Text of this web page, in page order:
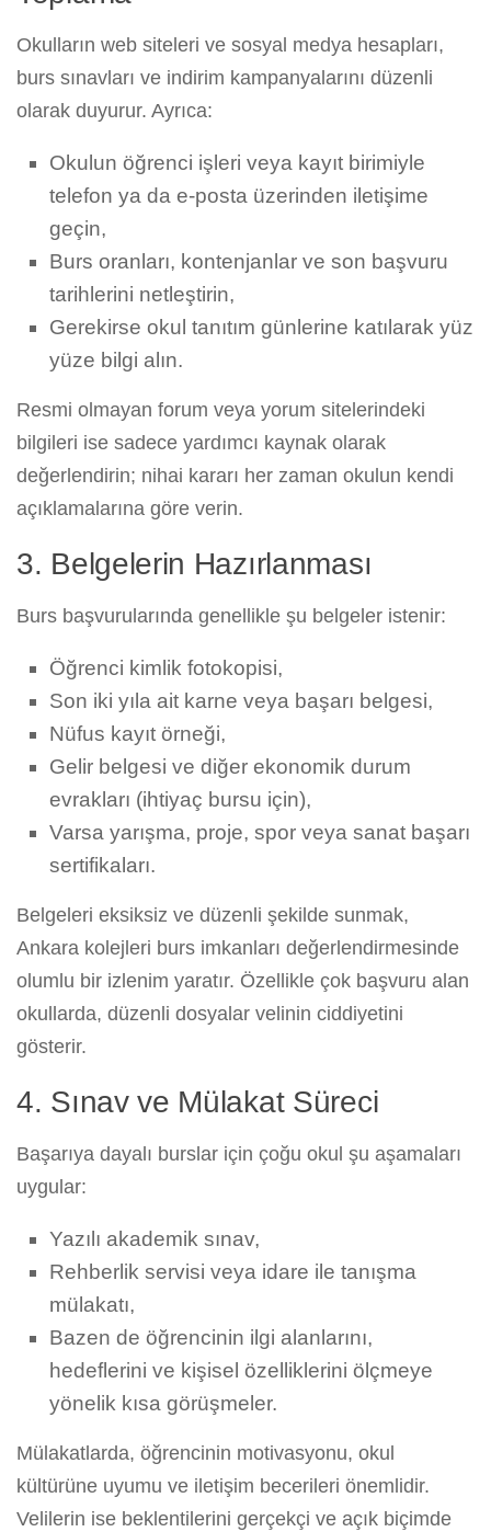
Okulların web siteleri ve sosyal medya hesapları,
burs sınavları ve indirim kampanyalarını düzenli
olarak duyurur. Ayrıca:
Okulun öğrenci işleri veya kayıt birimiyle
telefon ya da e-posta üzerinden iletişime
geçin,
Burs oranları, kontenjanlar ve son başvuru
tarihlerini netleştirin,
Gerekirse okul tanıtım günlerine katılarak yüz
yüze bilgi alın.
Resmi olmayan forum veya yorum sitelerindeki
bilgileri ise sadece yardımcı kaynak olarak
değerlendirin; nihai kararı her zaman okulun kendi
açıklamalarına göre verin.
3. Belgelerin Hazırlanması
Burs başvurularında genellikle şu belgeler istenir:
Öğrenci kimlik fotokopisi,
Son iki yıla ait karne veya başarı belgesi,
Nüfus kayıt örneği,
Gelir belgesi ve diğer ekonomik durum
evrakları (ihtiyaç bursu için),
Varsa yarışma, proje, spor veya sanat başarı
sertifikaları.
Belgeleri eksiksiz ve düzenli şekilde sunmak,
Ankara kolejleri burs imkanları değerlendirmesinde
olumlu bir izlenim yaratır. Özellikle çok başvuru alan
okullarda, düzenli dosyalar velinin ciddiyetini
gösterir.
4. Sınav ve Mülakat Süreci
Başarıya dayalı burslar için çoğu okul şu aşamaları
uygular:
Yazılı akademik sınav,
Rehberlik servisi veya idare ile tanışma
mülakatı,
Bazen de öğrencinin ilgi alanlarını,
hedeflerini ve kişisel özelliklerini ölçmeye
yönelik kısa görüşmeler.
Mülakatlarda, öğrencinin motivasyonu, okul
kültürüne uyumu ve iletişim becerileri önemlidir.
Velilerin ise beklentilerini gerçekçi ve açık biçimde